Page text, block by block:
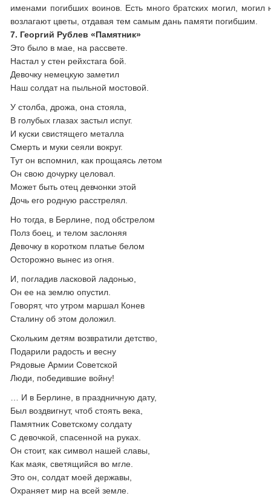
именами погибших воинов. Есть много братских могил,
возлагают цветы, отдавая тем самым дань памяти погибшим.
7. Георгий Рублев «Памятник»
Это было в мае, на рассвете.
Настал у стен рейхстага бой.
Девочку немецкую заметил
Наш солдат на пыльной мостовой.
У столба, дрожа, она стояла,
В голубых глазах застыл испуг.
И куски свистящего металла
Смерть и муки сеяли вокруг.
Тут он вспомнил, как прощаясь летом
Он свою дочурку целовал.
Может быть отец девчонки этой
Дочь его родную расстрелял.
Но тогда, в Берлине, под обстрелом
Полз боец, и телом заслоняя
Девочку в коротком платье белом
Осторожно вынес из огня.
И, погладив ласковой ладонью,
Он ее на землю опустил.
Говорят, что утром маршал Конев
Сталину об этом доложил.
Скольким детям возвратили детство,
Подарили радость и весну
Рядовые Армии Советской
Люди, победившие войну!
… И в Берлине, в праздничную дату,
Был воздвигнут, чтоб стоять века,
Памятник Советскому солдату
С девочкой, спасенной на руках.
Он стоит, как символ нашей славы,
Как маяк, светящийся во мгле.
Это он, солдат моей державы,
Охраняет мир на всей земле.